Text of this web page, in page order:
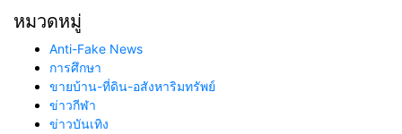
หมวดหมู่
Anti-Fake News
การศึกษา
ขายบ้าน-ที่ดิน-อสังหาริมทรัพย์
ข่าวกีฬา
ข่าวบันเทิง